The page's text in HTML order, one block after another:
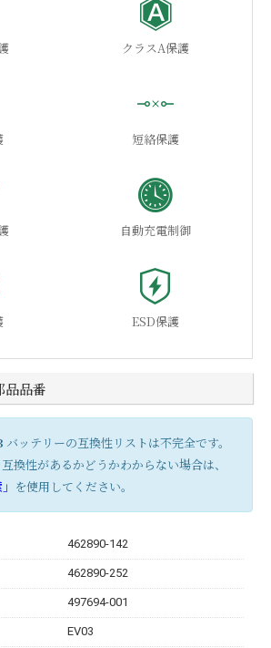
クラスA保護
短絡保護
自動充電制御
ESD保護
品品番
バッテリーの互換性リストは不完全です。
換性があるかどうかわからない場合は、
を使用してください。
462890-142
462890-252
497694-001
EV03